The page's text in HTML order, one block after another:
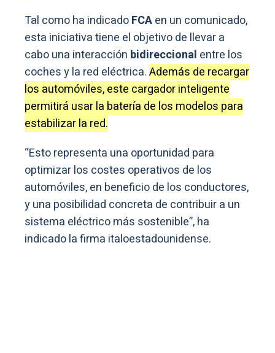
Tal como ha indicadoFCAen un comunicado,
esta iniciativa tiene el objetivo de llevar a
cabo una interacción bidireccional entre los
coches y la red eléctrica.Además de recargar
los automóviles, este cargador inteligente
permitirá usar la batería de los modelos para
estabilizar la red.
“Esto representa una oportunidad para
optimizar los costes operativos de los
automóviles, en beneficio de los conductores,
y una posibilidad concreta de contribuir a un
sistema eléctrico más sostenible”, ha
indicado la firma italoestadounidense.